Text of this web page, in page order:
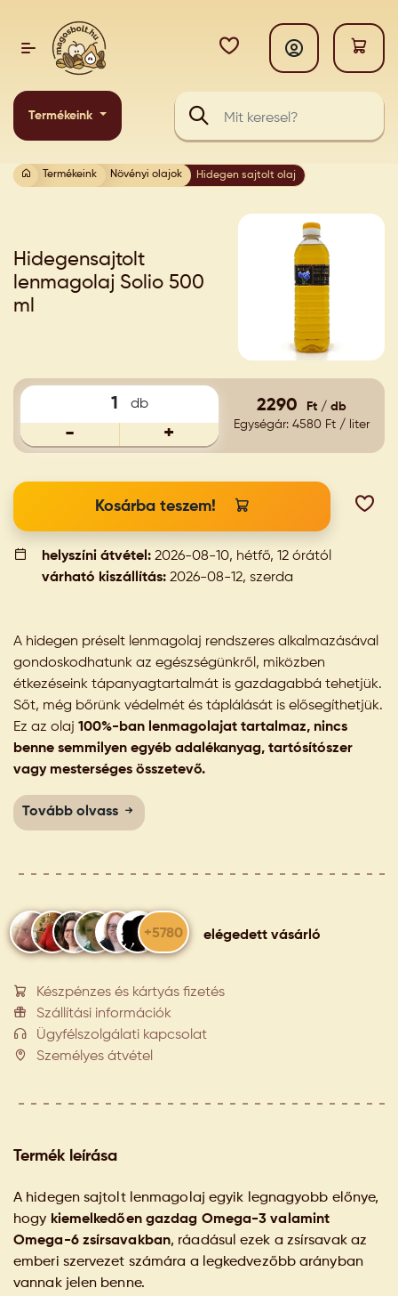
Termékeink
Termékeink Növényi olajok Hidegen sajtolt olaj
Hidegensajtolt
lenmagolaj Solio 500
ml
db
- +
2290
Ft / db
Egységár: 4580 Ft / liter
Kosárba teszem!
helyszíni átvétel: 2026-08-10, hétfő, 12 órától
várható kiszállítás: 2026-08-12, szerda
A hidegen préselt lenmagolaj rendszeres alkalmazásával
gondoskodhatunk az egészségünkről, miközben
étkezéseink tápanyagtartalmát is gazdagabbá tehetjük.
Sőt, még bőrünk védelmét és táplálását is elősegíthetjük.
Ez az olaj 100%-ban lenmagolajat tartalmaz, nincs
benne semmilyen egyéb adalékanyag, tartósítószer
vagy mesterséges összetevő.
Tovább olvass
+5780 elégedett vásárló
Készpénzes és kártyás fizetés
Szállítási információk
Ügyfélszolgálati kapcsolat
Személyes átvétel
Termék leírása
A hidegen sajtolt lenmagolaj egyik legnagyobb előnye,
hogy kiemelkedően gazdag Omega-3 valamint
Omega-6 zsírsavakban, ráadásul ezek a zsírsavak az
emberi szervezet számára a legkedvezőbb arányban
vannak jelen benne.